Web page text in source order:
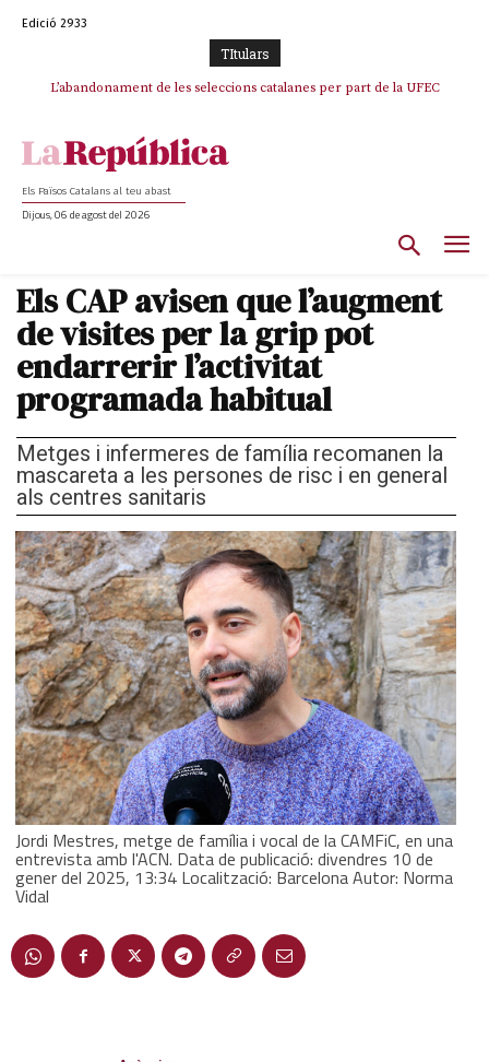
Edició 2933
TItulars
L’abandonament de les seleccions catalanes per part de la UFEC
TV3 perd el lideratge després de 23 mesos: Una deriva sense continguts i
Els Països Catalans al teu abast
Dijous, 06 de agost del 2026
Els CAP avisen que l’augment
de visites per la grip pot
endarrerir l’activitat
programada habitual
Metges i infermeres de família recomanen la
mascareta a les persones de risc i en general
als centres sanitaris
Jordi Mestres, metge de família i vocal de la CAMFiC, en una
entrevista amb l'ACN. Data de publicació: divendres 10 de
gener del 2025, 13:34 Localització: Barcelona Autor: Norma
Vidal